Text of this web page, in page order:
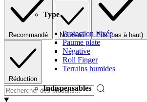
Type
Protection Fixée
Paume plate
Négative
Roll Finger
Terrains humides
Indispensables
Recommandé Nouveau Prix (bas à haut)
Réduction